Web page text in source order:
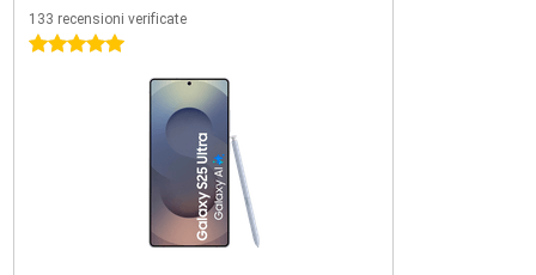
133 recensioni verificate
5 stelle